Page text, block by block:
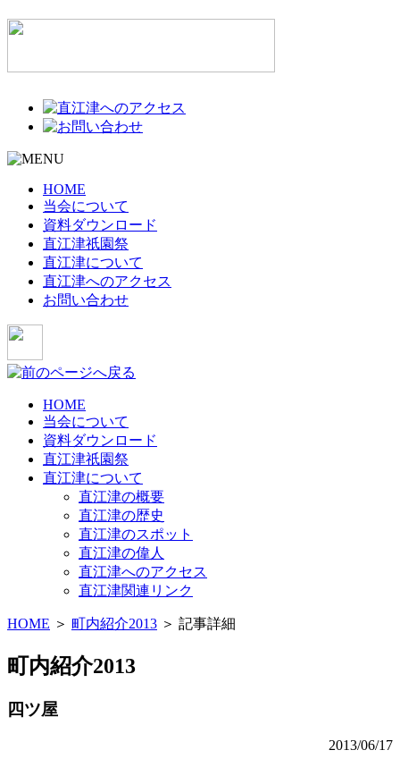
HOME
当会について
資料ダウンロード
直江津祇園祭
直江津について
直江津へのアクセス
お問い合わせ
HOME
当会について
資料ダウンロード
直江津祇園祭
直江津について
直江津の概要
直江津の歴史
直江津のスポット
直江津の偉人
直江津へのアクセス
直江津関連リンク
HOME ＞ 町内紹介2013 ＞ 記事詳細
町内紹介2013
四ツ屋
2013/06/17